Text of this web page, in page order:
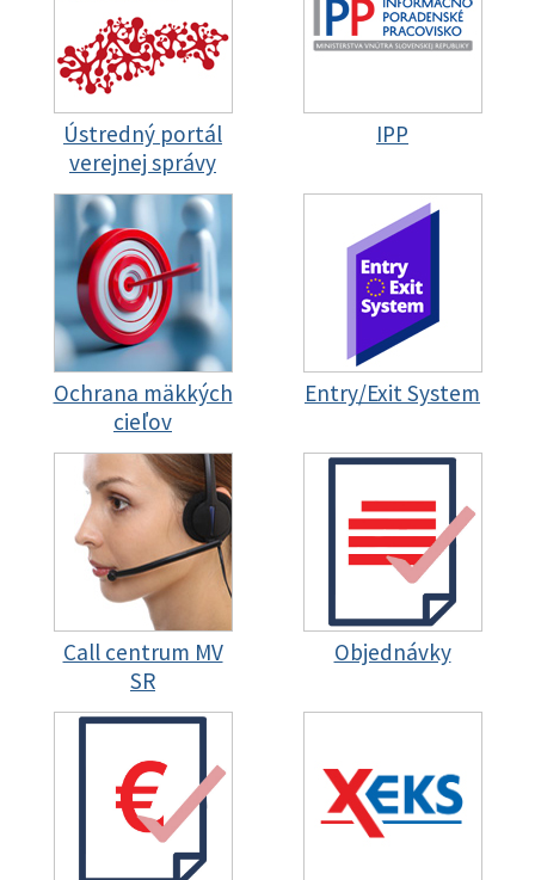
Ústredný portál
verejnej správy
IPP
Ochrana mäkkých
cieľov
Entry/Exit System
Call centrum MV
SR
Objednávky